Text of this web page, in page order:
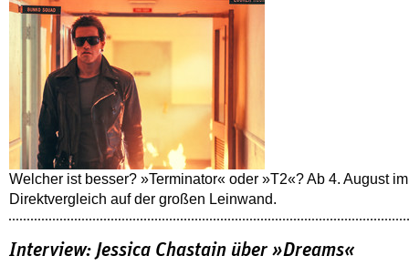
Welcher ist besser? »Terminator« oder »T2«? Ab 4. August im
Direktvergleich auf der großen Leinwand.
Interview: Jessica Chastain über »Dreams«